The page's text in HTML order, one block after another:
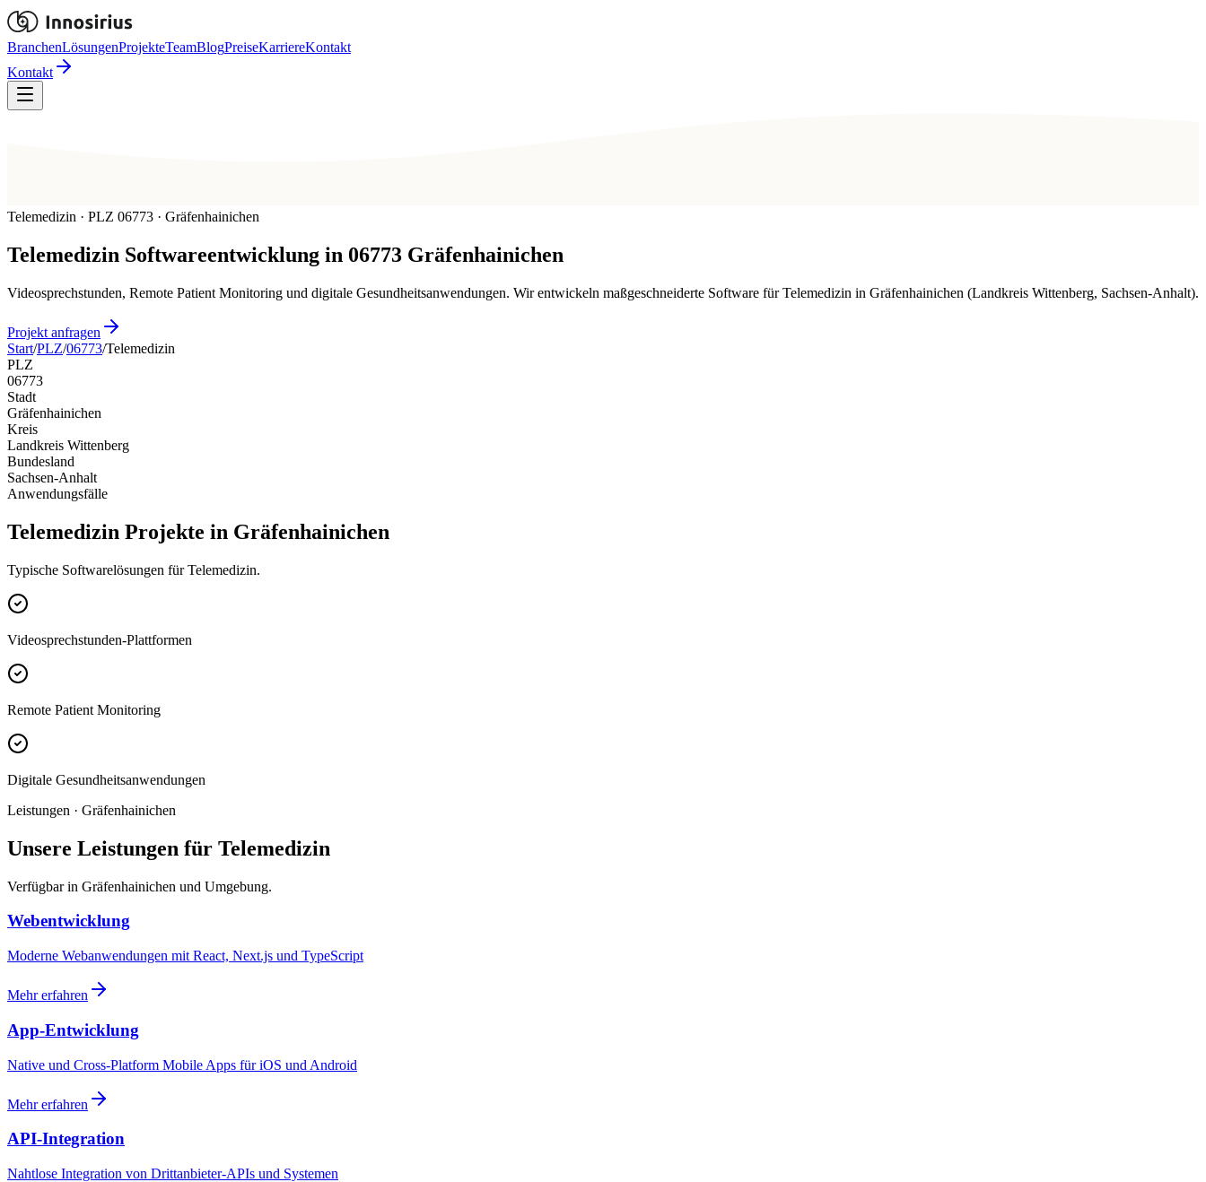
BranchenLösungenProjekteTeamBlogPreiseKarriereKontakt
Kontakt
Telemedizin · PLZ 06773 · Gräfenhainichen
Telemedizin Softwareentwicklung in 06773 Gräfenhainichen
Videosprechstunden, Remote Patient Monitoring und digitale Gesundheitsanwendungen. Wir entwickeln maßgeschneiderte Software für Telemedizin in Gräfenhainichen (Landkreis Wittenberg, Sachsen-Anhalt).
Projekt anfragen
Start/PLZ/06773/Telemedizin
PLZ
06773
Stadt
Gräfenhainichen
Kreis
Landkreis Wittenberg
Bundesland
Sachsen-Anhalt
Anwendungsfälle
Telemedizin Projekte in Gräfenhainichen
Typische Softwarelösungen für Telemedizin.
Videosprechstunden-Plattformen
Remote Patient Monitoring
Digitale Gesundheitsanwendungen
Leistungen · Gräfenhainichen
Unsere Leistungen für Telemedizin
Verfügbar in Gräfenhainichen und Umgebung.
Webentwicklung
Moderne Webanwendungen mit React, Next.js und TypeScript
Mehr erfahren
App-Entwicklung
Native und Cross-Platform Mobile Apps für iOS und Android
Mehr erfahren
API-Integration
Nahtlose Integration von Drittanbieter-APIs und Systemen